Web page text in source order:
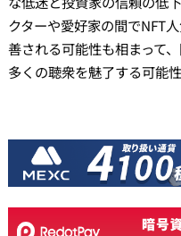
クターや愛好家の間でNFT
善される可能性も相まって
多くの聴衆を魅了する可能